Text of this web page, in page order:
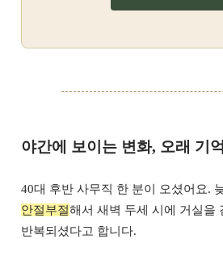
야간에 보이는 변화, 오래 기
40대 후반 사무직 한 분이 오셨어요.
안절부절해서 새벽 두세 시에 거실을
반복되셨다고 합니다.